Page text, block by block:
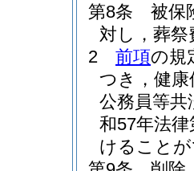
第8条
被保
対し，葬
2
前項の規
つき，健康
公務員等共
和57年法律
けること